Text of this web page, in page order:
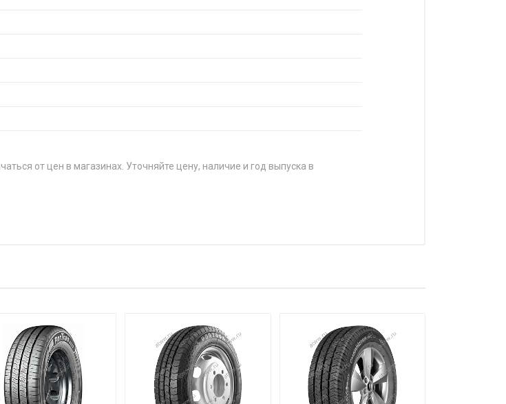
от цен в магазинах. Уточняйте цену, наличие и год выпуска в